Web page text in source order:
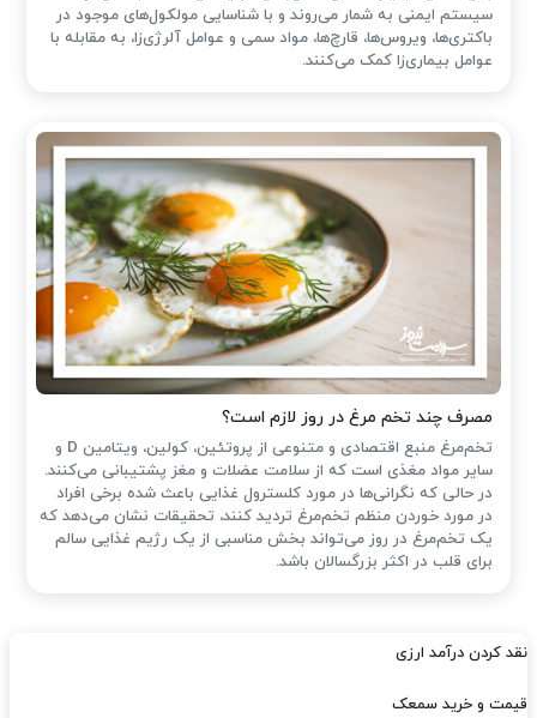
سیستم ایمنی به شمار می‌روند و با شناسایی مولکول‌های موجود در
باکتری‌ها، ویروس‌ها، قارچ‌ها، مواد سمی و عوامل آلرژی‌زا، به مقابله با
عوامل بیماری‌زا کمک می‌کنند.
مصرف چند تخم مرغ در روز لازم است؟
تخم‌مرغ منبع اقتصادی و متنوعی از پروتئین، کولین، ویتامین D و
سایر مواد مغذی است که از سلامت عضلات و مغز پشتیبانی می‌کنند.
در حالی که نگرانی‌ها در مورد کلسترول غذایی باعث شده ‌برخی افراد
در مورد خوردن منظم تخم‌مرغ تردید کنند، تحقیقات نشان می‌دهد که
یک تخم‌مرغ در روز می‌تواند بخش مناسبی از یک رژیم غذایی سالم
برای قلب در اکثر بزرگسالان باشد.
نقد کردن درآمد ارزی
قیمت و خرید سمعک